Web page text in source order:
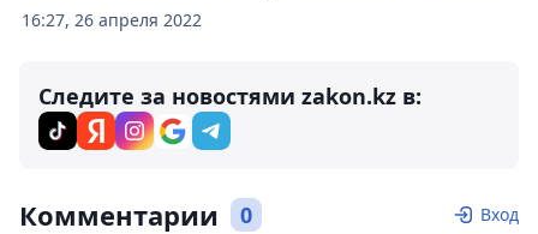
16:27, 26 апреля 2022
Следите за новостями zakon.kz в:
Комментарии 0 Вход